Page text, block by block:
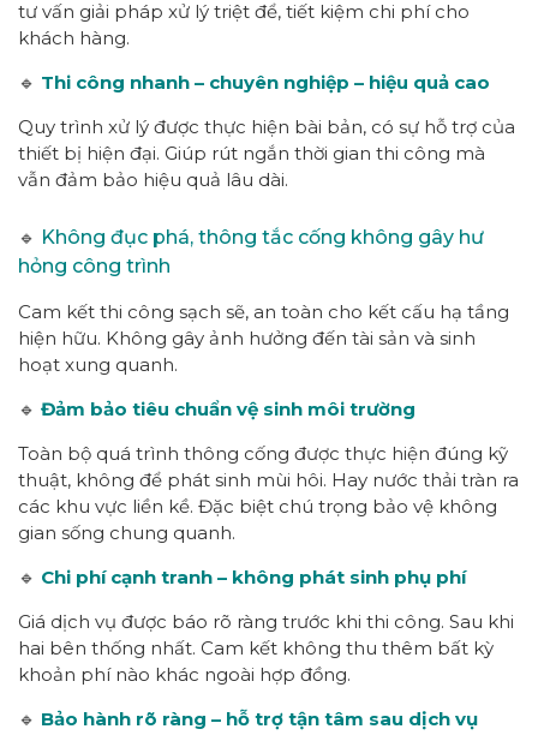
tư vấn giải pháp xử lý triệt để, tiết kiệm chi phí cho
khách hàng.
🔹 Thi công nhanh – chuyên nghiệp – hiệu quả cao
Quy trình xử lý được thực hiện bài bản, có sự hỗ trợ của
thiết bị hiện đại. Giúp rút ngắn thời gian thi công mà
vẫn đảm bảo hiệu quả lâu dài.
🔹 Không đục phá, thông tắc cống không gây hư
hỏng công trình
Cam kết thi công sạch sẽ, an toàn cho kết cấu hạ tầng
hiện hữu. Không gây ảnh hưởng đến tài sản và sinh
hoạt xung quanh.
🔹 Đảm bảo tiêu chuẩn vệ sinh môi trường
Toàn bộ quá trình thông cống được thực hiện đúng kỹ
thuật, không để phát sinh mùi hôi. Hay nước thải tràn ra
các khu vực liền kề. Đặc biệt chú trọng bảo vệ không
gian sống chung quanh.
🔹 Chi phí cạnh tranh – không phát sinh phụ phí
Giá dịch vụ được báo rõ ràng trước khi thi công. Sau khi
hai bên thống nhất. Cam kết không thu thêm bất kỳ
khoản phí nào khác ngoài hợp đồng.
🔹 Bảo hành rõ ràng – hỗ trợ tận tâm sau dịch vụ